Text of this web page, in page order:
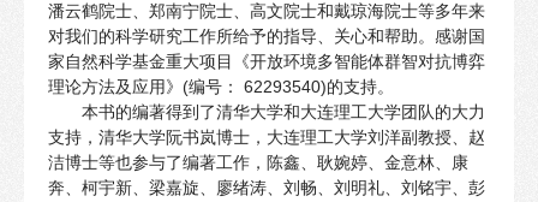
潘云鹤院士、郑南宁院士、高文院士和戴琼海院士等多年来
对我们的科学研究工作所给予的指导、关心和帮助。感谢国
家自然科学基金重大项目《开放环境多智能体群智对抗博弈
理论方法及应用》(编号： 62293540)的支持。
本书的编著得到了清华大学和大连理工大学团队的大力
支持，清华大学阮书岚博士，大连理工大学刘洋副教授、赵
洁博士等也参与了编著工作，陈鑫、耿婉婷、金意林、康
奔、柯宇新、梁嘉旋、廖绪涛、刘畅、刘明礼、刘铭宇、彭